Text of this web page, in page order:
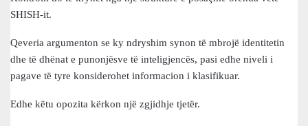
SHISH-it.
Qeveria argumenton se ky ndryshim synon të mbrojë identitetin
dhe të dhënat e punonjësve të inteligjencës, pasi edhe niveli i
pagave të tyre konsiderohet informacion i klasifikuar.
Edhe këtu opozita kërkon një zgjidhje tjetër.